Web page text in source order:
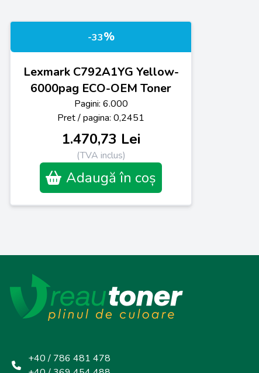
-33%
Lexmark C792A1YG Yellow-
6000pag ECO-OEM Toner
Pagini: 6.000
Pret / pagina: 0,2451
1.470,73 Lei
(TVA inclus)
Adaugă în coș
+40 / 786 481 478